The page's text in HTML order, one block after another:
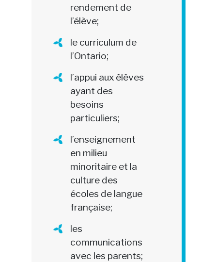
rendement de
l’élève;
le curriculum de
l’Ontario;
l’appui aux élèves
ayant des
besoins
particuliers;
l’enseignement
en milieu
minoritaire et la
culture des
écoles de langue
française;
les
communications
avec les parents;